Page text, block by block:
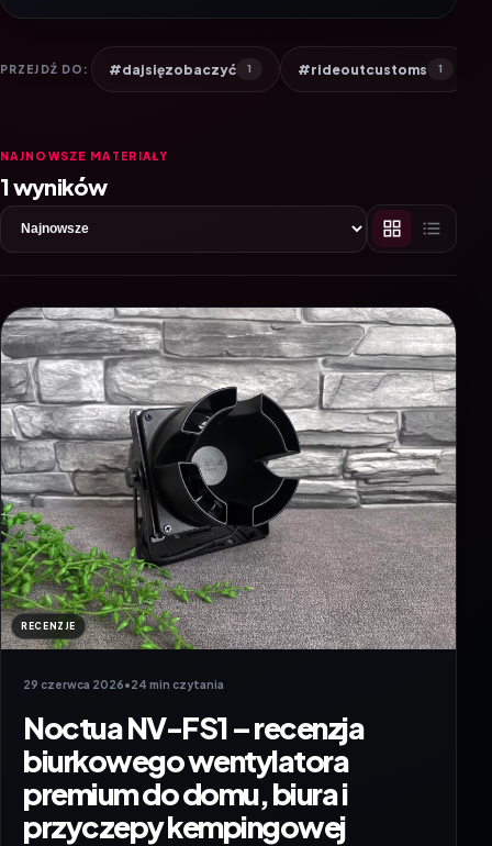
PRZEJDŹ DO: #dajsięzobaczyć 1 #rideoutcustoms 1
NAJNOWSZE MATERIAŁY
1 wyników
RECENZJE
29 czerwca 2026•24 min czytania
Noctua NV-FS1 – recenzja
biurkowego wentylatora
premium do domu, biura i
przyczepy kempingowej